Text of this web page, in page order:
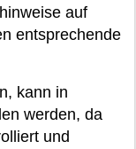
auf
entsprechende
kann in
werden, da
und